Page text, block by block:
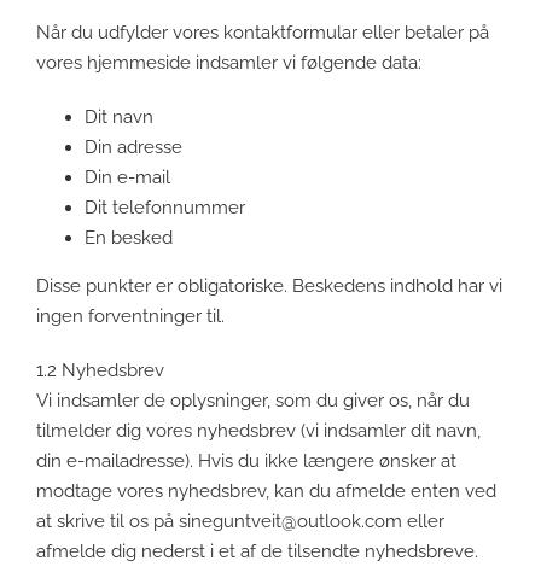
Når du udfylder vores kontaktformular eller betaler på
vores hjemmeside indsamler vi følgende data:
Dit navn
Din adresse
Din e-mail
Dit telefonnummer
En besked
Disse punkter er obligatoriske. Beskedens indhold har vi
ingen forventninger til.
1.2 Nyhedsbrev
Vi indsamler de oplysninger, som du giver os, når du
tilmelder dig vores nyhedsbrev (vi indsamler dit navn,
din e-mailadresse). Hvis du ikke længere ønsker at
modtage vores nyhedsbrev, kan du afmelde enten ved
at skrive til os på sineguntveit@outlook.com eller
afmelde dig nederst i et af de tilsendte nyhedsbreve.